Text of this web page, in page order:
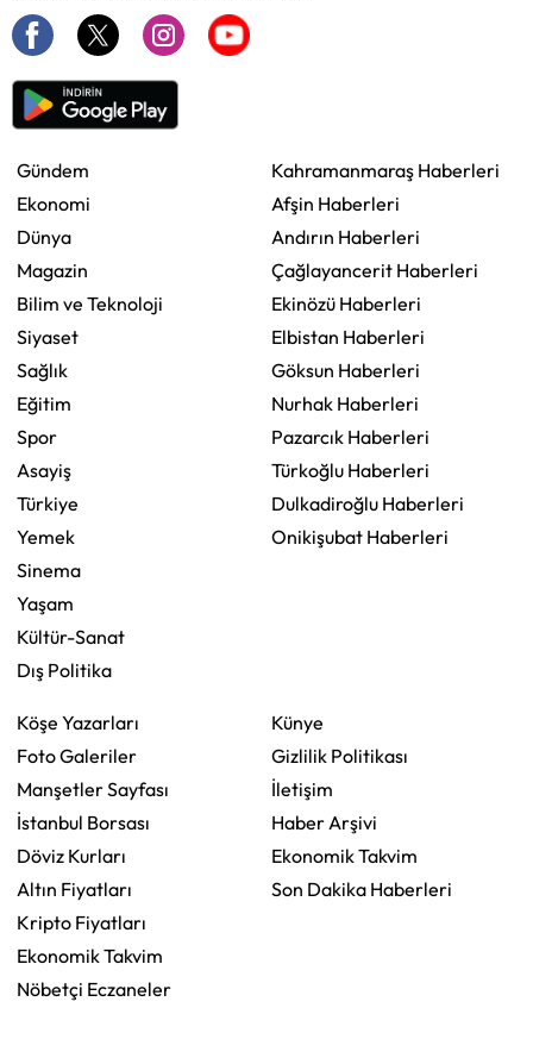
Gündem
Ekonomi
Dünya
Magazin
Bilim ve Teknoloji
Siyaset
Sağlık
Eğitim
Spor
Asayiş
Türkiye
Yemek
Sinema
Yaşam
Kültür-Sanat
Dış Politika
Kahramanmaraş Haberleri
Afşin Haberleri
Andırın Haberleri
Çağlayancerit Haberleri
Ekinözü Haberleri
Elbistan Haberleri
Göksun Haberleri
Nurhak Haberleri
Pazarcık Haberleri
Türkoğlu Haberleri
Dulkadiroğlu Haberleri
Onikişubat Haberleri
Köşe Yazarları
Foto Galeriler
Manşetler Sayfası
İstanbul Borsası
Döviz Kurları
Altın Fiyatları
Kripto Fiyatları
Ekonomik Takvim
Nöbetçi Eczaneler
Künye
Gizlilik Politikası
İletişim
Haber Arşivi
Ekonomik Takvim
Son Dakika Haberleri